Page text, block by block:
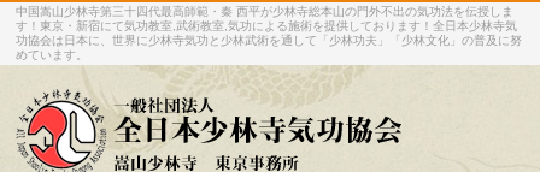
中国嵩山少林寺第三十四代最高師範・秦 西平が少林寺総本山の門外不出の気功法を伝授しま
す！東京・新宿にて気功教室,武術教室,気功による施術を提供しております！全日本少林寺気
功協会は日本に、世界に少林寺気功と少林武術を通して「少林功夫」「少林文化」の普及に努
めています。